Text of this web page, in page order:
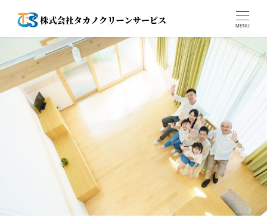
MENU